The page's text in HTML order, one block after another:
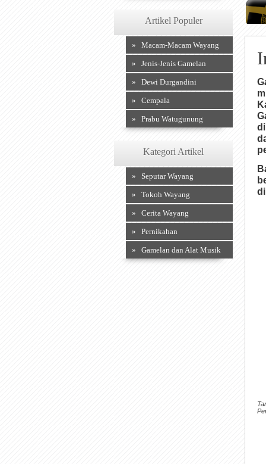
Artikel Populer
» Macam-Macam Wayang
» Jenis-Jenis Gamelan
» Dewi Durgandini
» Cempala
» Prabu Watugunung
Kategori Artikel
» Seputar Wayang
» Tokoh Wayang
» Cerita Wayang
» Pernikahan
» Gamelan dan Alat Musik